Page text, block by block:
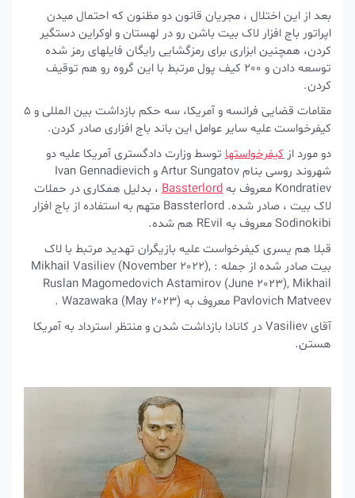
بعد از این اختلال ، مجریان قانون دو مظنون که احتمال میدن
اپراتور باج افزار لاک بیت باشن رو در لهستان و اوکراین دستگیر
کردن، همچنین ابزاری برای رمزگشایی رایگان فایلهای رمز شده
توسعه دادن و 200 کیف پول مرتبط با این گروه رو هم توقیف
کردن.
مقامات قضایی فرانسه و آمریکا، سه حکم بازداشت بین المللی و 5
کیفرخواست علیه سایر عوامل این باند باج افزاری صادر کردن.
دو مورد ازکیفرخواستهاتوسط وزارت دادگستری آمریکا علیه دو
شهروند روسی بنام Artur Sungatov و Ivan Gennadievich
Kondratiev معروف به
Bassterlord، بدلیل همکاری در حملات
لاک بیت ، صادر شده. Bassterlord متهم به استفاده از باج افزار
Sodinokibi معروف به REvil هم شده.
قبلا هم یسری کیفرخواست علیه بازیگران تهدید مرتبط با لاک
بیت صادر شده از جمله : Mikhail Vasiliev (November 2022),
Ruslan Magomedovich Astamirov (June 2023), Mikhail
Pavlovich Matveev معروف به Wazawaka (May 2023) .
آقای Vasiliev در کانادا بازداشت شدن و منتظر استرداد به آمریکا
هستن.